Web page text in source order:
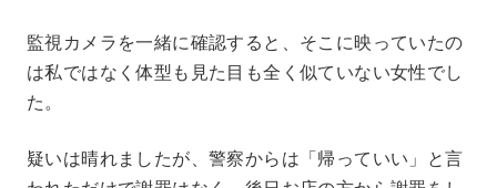
監視カメラを一緒に確認すると、そこに映っていたの
は私ではなく体型も見た目も全く似ていない女性でし
た。
疑いは晴れましたが、警察からは「帰っていい」と言